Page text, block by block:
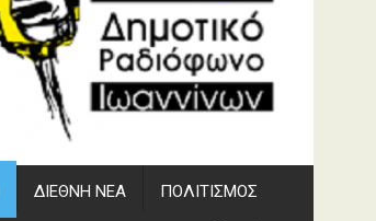
ΔΙΕΘΝΉ ΝΈΑ ΠΟΛΙΤΙΣΜΌΣ